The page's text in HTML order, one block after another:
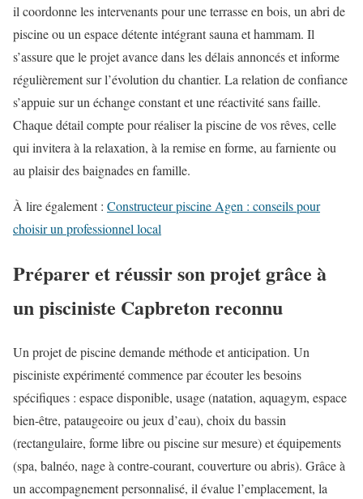
il coordonne les intervenants pour une terrasse en bois, un abri de
piscine ou un espace détente intégrant sauna et hammam. Il
s’assure que le projet avance dans les délais annoncés et informe
régulièrement sur l’évolution du chantier. La relation de confiance
s’appuie sur un échange constant et une réactivité sans faille.
Chaque détail compte pour réaliser la piscine de vos rêves, celle
qui invitera à la relaxation, à la remise en forme, au farniente ou
au plaisir des baignades en famille.
À lire également : Constructeur piscine Agen : conseils pour
choisir un professionnel local
Préparer et réussir son projet grâce à
un pisciniste Capbreton reconnu
Un projet de piscine demande méthode et anticipation. Un
pisciniste expérimenté commence par écouter les besoins
spécifiques : espace disponible, usage (natation, aquagym, espace
bien-être, pataugeoire ou jeux d’eau), choix du bassin
(rectangulaire, forme libre ou piscine sur mesure) et équipements
(spa, balnéo, nage à contre-courant, couverture ou abris). Grâce à
un accompagnement personnalisé, il évalue l’emplacement, la